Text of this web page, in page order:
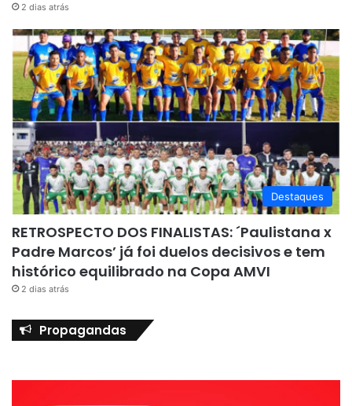
2 dias atrás
Destaques
RETROSPECTO DOS FINALISTAS: ´Paulistana x
Padre Marcos’ já foi duelos decisivos e tem
histórico equilibrado na Copa AMVI
2 dias atrás
Propagandas